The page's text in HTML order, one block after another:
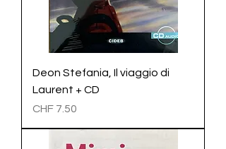
Deon Stefania, Il viaggio di
Laurent + CD
Preis
CHF 7.50